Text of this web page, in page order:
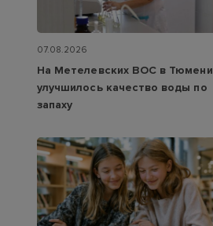
07.08.2026
На Метелевских ВОС в Тюмени
улучшилось качество воды по
запаху